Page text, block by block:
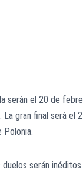
serán el 20 de
La gran final será el
Polonia.
serán inéditos